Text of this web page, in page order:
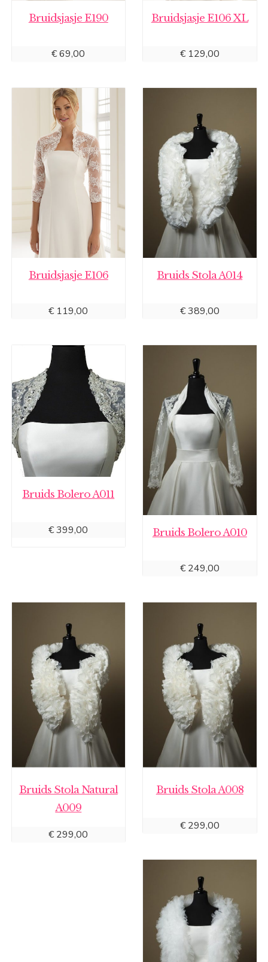
Bruidsjasje E190
€69,00
Bruidsjasje E106 XL
€129,00
Bruidsjasje E106
€119,00
Bruids Stola A014
€389,00
Bruids Bolero A011
€399,00 Bruids Bolero A010
€249,00
Bruids Stola Natural
A009
€299,00
Bruids Stola A008
€299,00